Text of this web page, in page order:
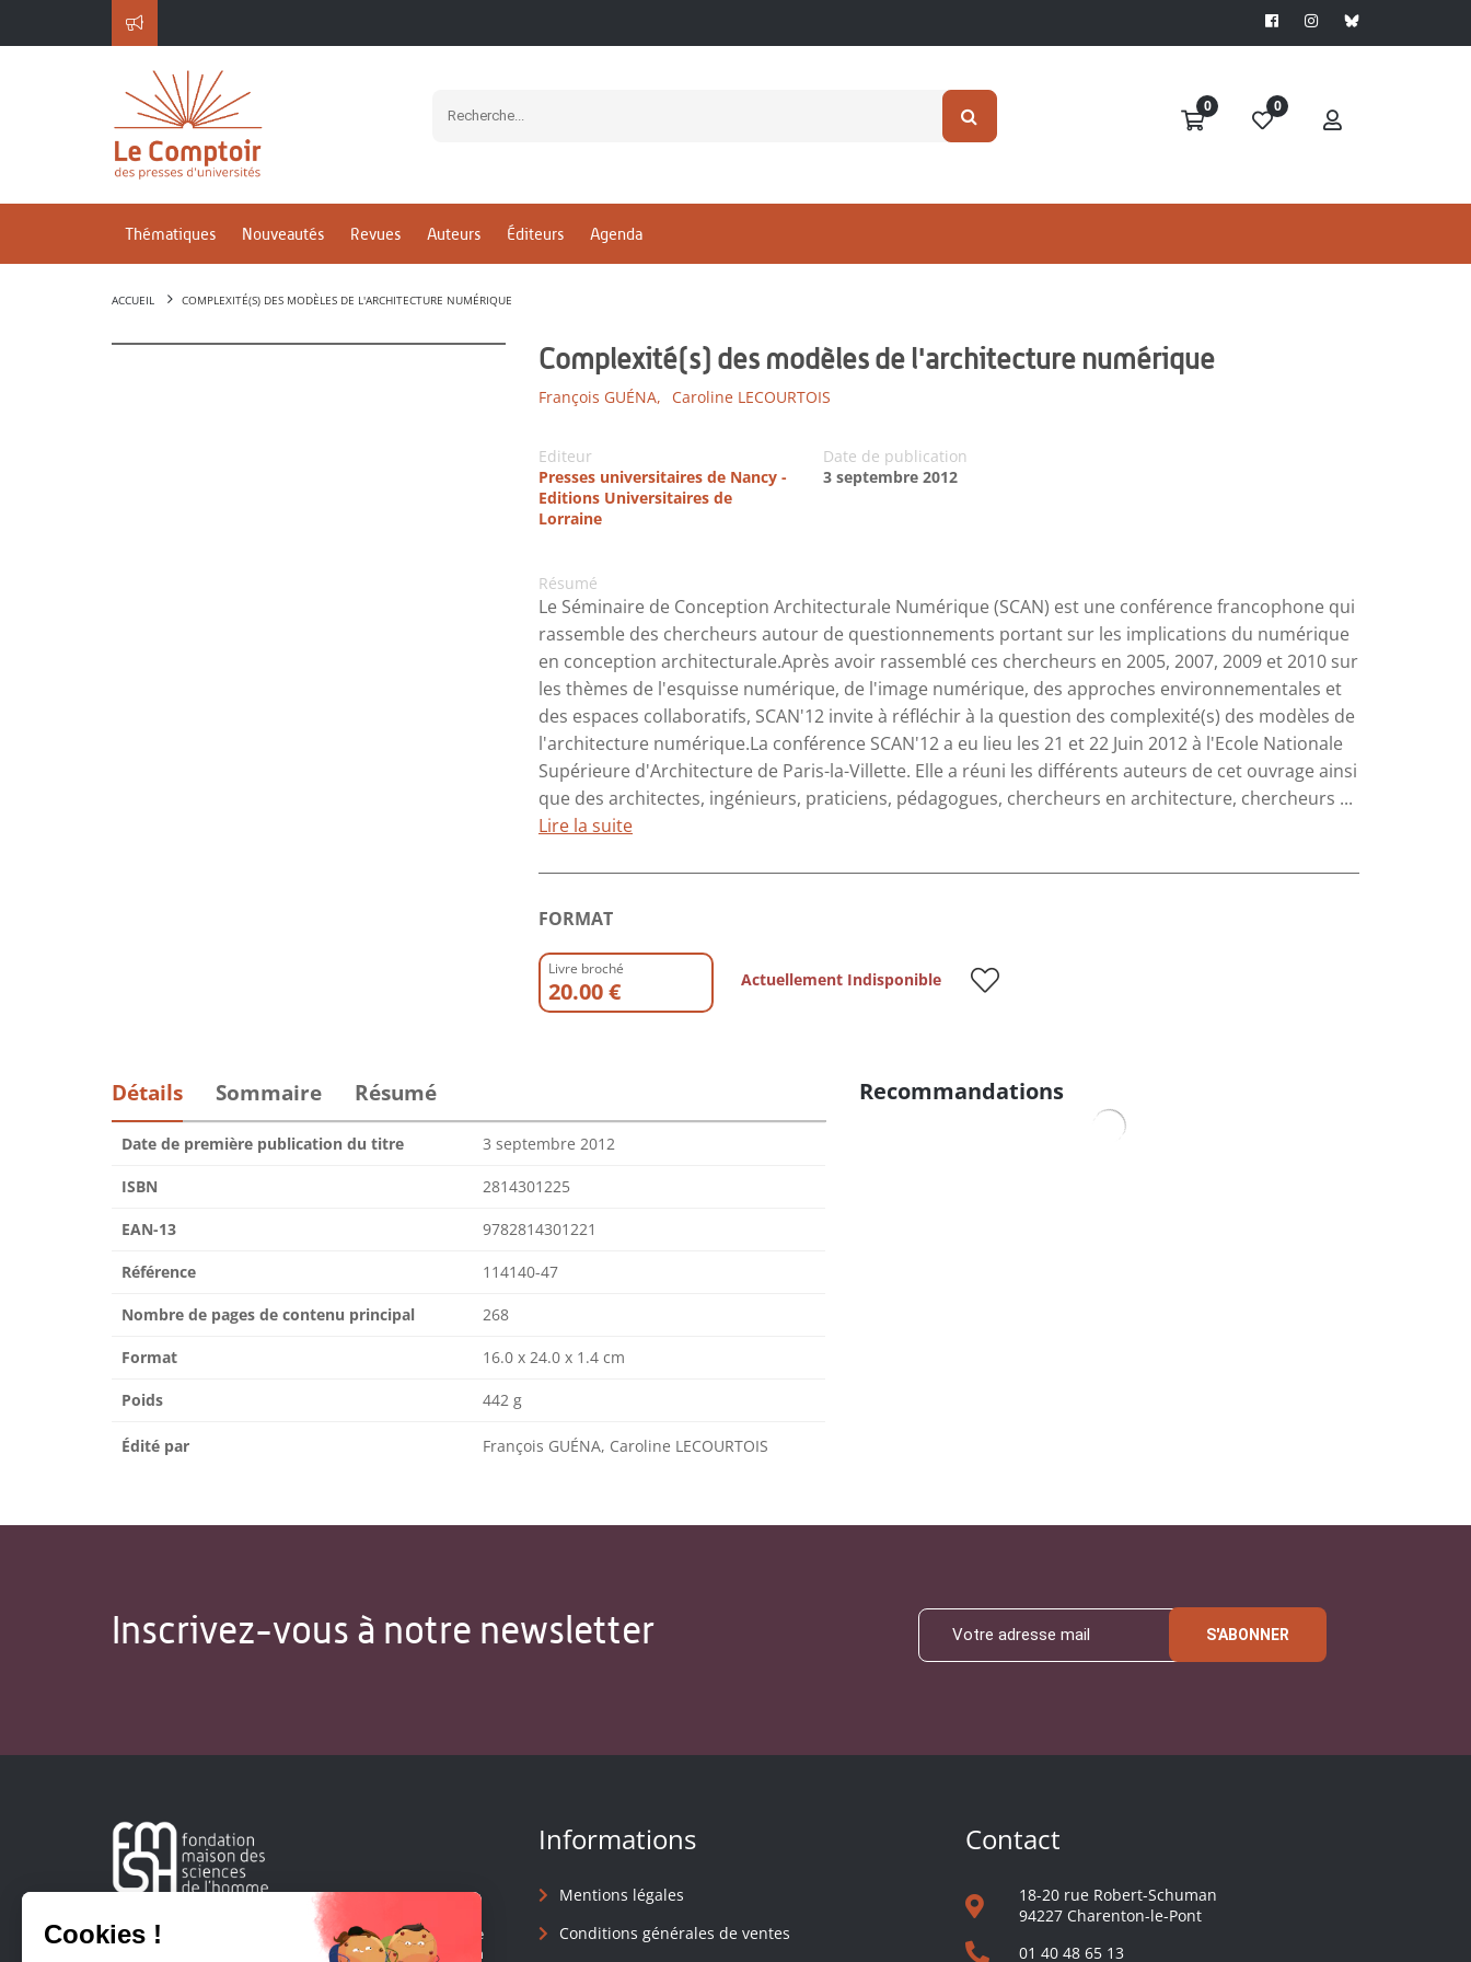
0 0
Thématiques Nouveautés Revues Auteurs Éditeurs Agenda
ACCUEIL COMPLEXITÉ(S) DES MODÈLES DE L'ARCHITECTURE NUMÉRIQUE
Complexité(s) des modèles de l'architecture numérique
François GUÉNA, Caroline LECOURTOIS
Editeur
Presses universitaires de Nancy -
Editions Universitaires de
Lorraine
Date de publication
3 septembre 2012
Résumé
Le Séminaire de Conception Architecturale Numérique (SCAN) est une conférence francophone qui
rassemble des chercheurs autour de questionnements portant sur les implications du numérique
en conception architecturale.Après avoir rassemblé ces chercheurs en 2005, 2007, 2009 et 2010 sur
les thèmes de l'esquisse numérique, de l'image numérique, des approches environnementales et
des espaces collaboratifs, SCAN'12 invite à réfléchir à la question des complexité(s) des modèles de
l'architecture numérique.La conférence SCAN'12 a eu lieu les 21 et 22 Juin 2012 à l'Ecole Nationale
Supérieure d'Architecture de Paris-la-Villette. Elle a réuni les différents auteurs de cet ouvrage ainsi
que des architectes, ingénieurs, praticiens, pédagogues, chercheurs en architecture, chercheurs ...
Lire la suite
FORMAT
Livre broché
20.00 € Actuellement Indisponible
Détails Sommaire Résumé
Date de première publication du titre 3 septembre 2012
ISBN 2814301225
EAN-13 9782814301221
Référence 114140-47
Nombre de pages de contenu principal 268
Format 16.0 x 24.0 x 1.4 cm
Poids 442 g
Édité par François GUÉNA, Caroline LECOURTOIS
Recommandations
Inscrivez-vous à notre newsletter S'ABONNER
Créée en 1963, la Fondation Maison Sciences de l'Homme
soutient la recherche et la diffusion des connaissances en
Informations
Mentions légales
Conditions générales de ventes
Contact
18-20 rue Robert-Schuman
94227 Charenton-le-Pont
01 40 48 65 13